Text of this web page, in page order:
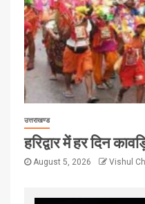
उत्तराखण्ड
हरिद्वार में हर दिन
August 5, 2026 Vishul